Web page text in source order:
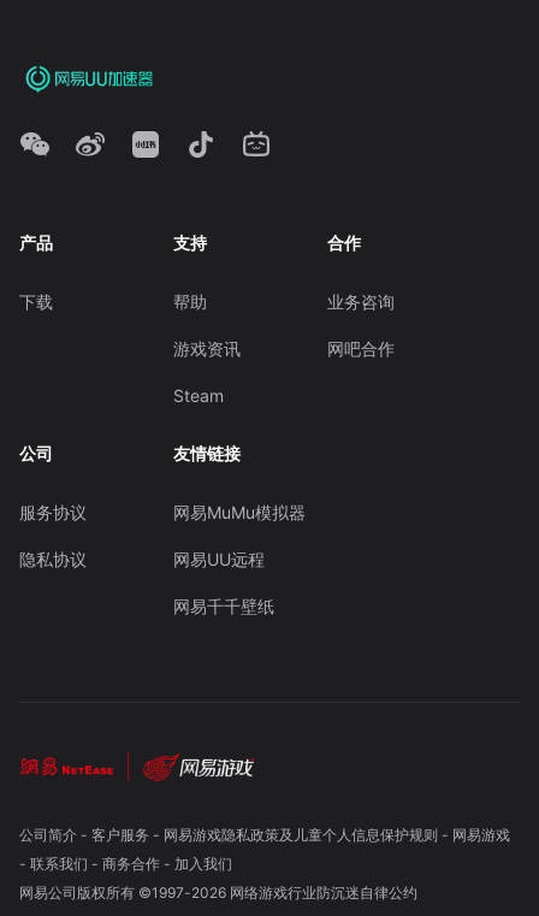
产品
下载
支持
帮助
游戏资讯
Steam
合作
业务咨询
网吧合作
公司
服务协议
隐私协议
友情链接
网易MuMu模拟器
网易UU远程
网易千千壁纸
公司简介- 客户服务 - 网易游戏隐私政策及儿童个人信息保护规则 - 网易游戏
- 联系我们 - 商务合作- 加入我们
网易公司版权所有 ©1997-2026 网络游戏行业防沉迷自律公约